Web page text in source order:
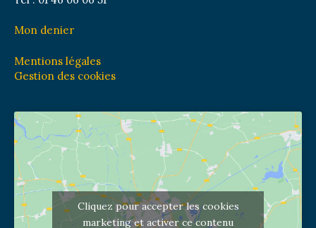
Mon denier
Mentions légales
Gestion des cookies
Cliquez pour accepter les cookies
marketing et activer ce contenu